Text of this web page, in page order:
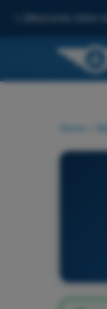
Découvrez notre
Home